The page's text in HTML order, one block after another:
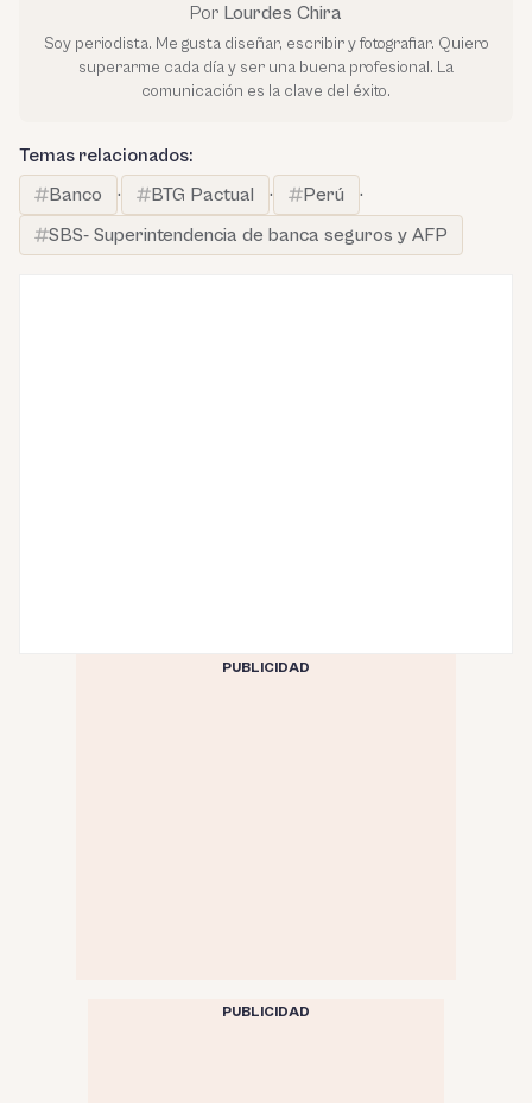
Por Lourdes Chira
Soy periodista. Me gusta diseñar, escribir y fotografiar. Quiero
superarme cada día y ser una buena profesional. La
comunicación es la clave del éxito.
Temas relacionados:
Banco
· BTG Pactual · Perú
·
SBS- Superintendencia de banca seguros y AFP
PUBLICIDAD
PUBLICIDAD